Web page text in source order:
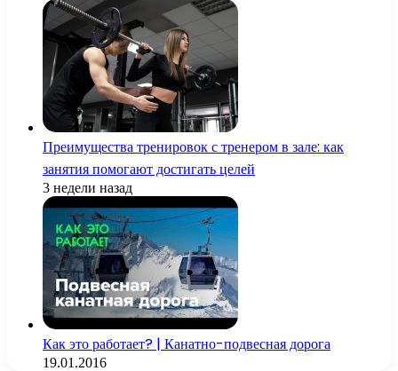
Преимущества тренировок с тренером в зале: как
занятия помогают достигать целей
3 недели назад
Как это работает? | Канатно-подвесная дорога
19.01.2016